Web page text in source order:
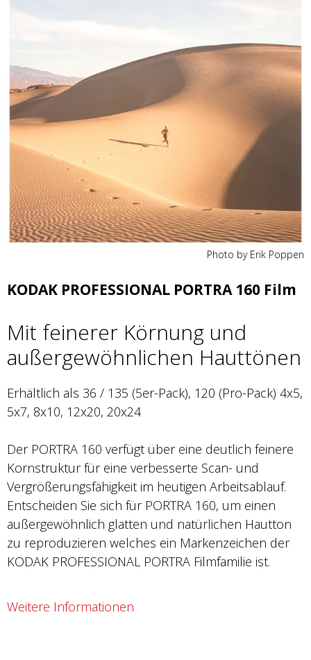
Photo by Erik Poppen
KODAK PROFESSIONAL PORTRA 160 Film
Mit feinerer Körnung und
außergewöhnlichen Hauttönen
Erhältlich als 36 / 135 (5er-Pack), 120 (Pro-Pack) 4x5,
5x7, 8x10, 12x20, 20x24
Der PORTRA 160 verfügt über eine deutlich feinere
Kornstruktur für eine verbesserte Scan- und
Vergrößerungsfähigkeit im heutigen Arbeitsablauf.
Entscheiden Sie sich für PORTRA 160, um einen
außergewöhnlich glatten und natürlichen Hautton
zu reproduzieren welches ein Markenzeichen der
KODAK PROFESSIONAL PORTRA Filmfamilie ist.
Weitere Informationen